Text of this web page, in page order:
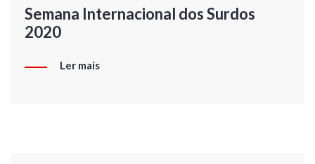
Semana Internacional dos Surdos
2020
Ler mais